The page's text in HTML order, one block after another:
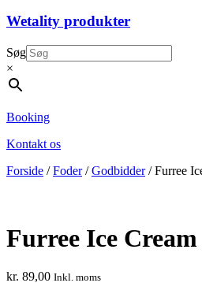
Wetality produkter
Søg
×
Booking
Kontakt os
Forside /Foder/Godbidder/ Furree
Furree Ice
kr. 89,00 Inkl. moms